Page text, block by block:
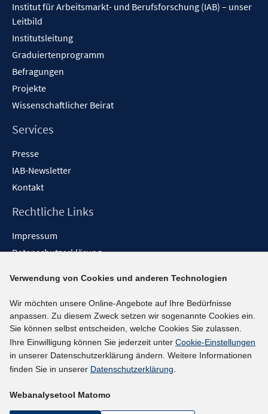
Institut für Arbeitsmarkt- und Berufsforschung (IAB) – unser
Leitbild
Institutsleitung
Graduiertenprogramm
Befragungen
Projekte
Wissenschaftlicher Beirat
Services
Presse
IAB-Newsletter
Kontakt
Rechtliche Links
Impressum
Datenschutzerklärung
Barrieren melden
Social-Media-Kanäle
BlueSky
YouTube
LinkedIn
kununu
Verwendung von Cookies und anderen Technologien
Wir möchten unsere Online-Angebote auf Ihre Bedürfnisse
anpassen. Zu diesem Zweck setzen wir sogenannte Cookies ein.
Sie können selbst entscheiden, welche Cookies Sie zulassen.
Ihre Einwilligung können Sie jederzeit unter Cookie-Einstellungen
in unserer Datenschutzerklärung ändern. Weitere Informationen
finden Sie in unserer Datenschutzerklärung.
Webanalysetool Matomo